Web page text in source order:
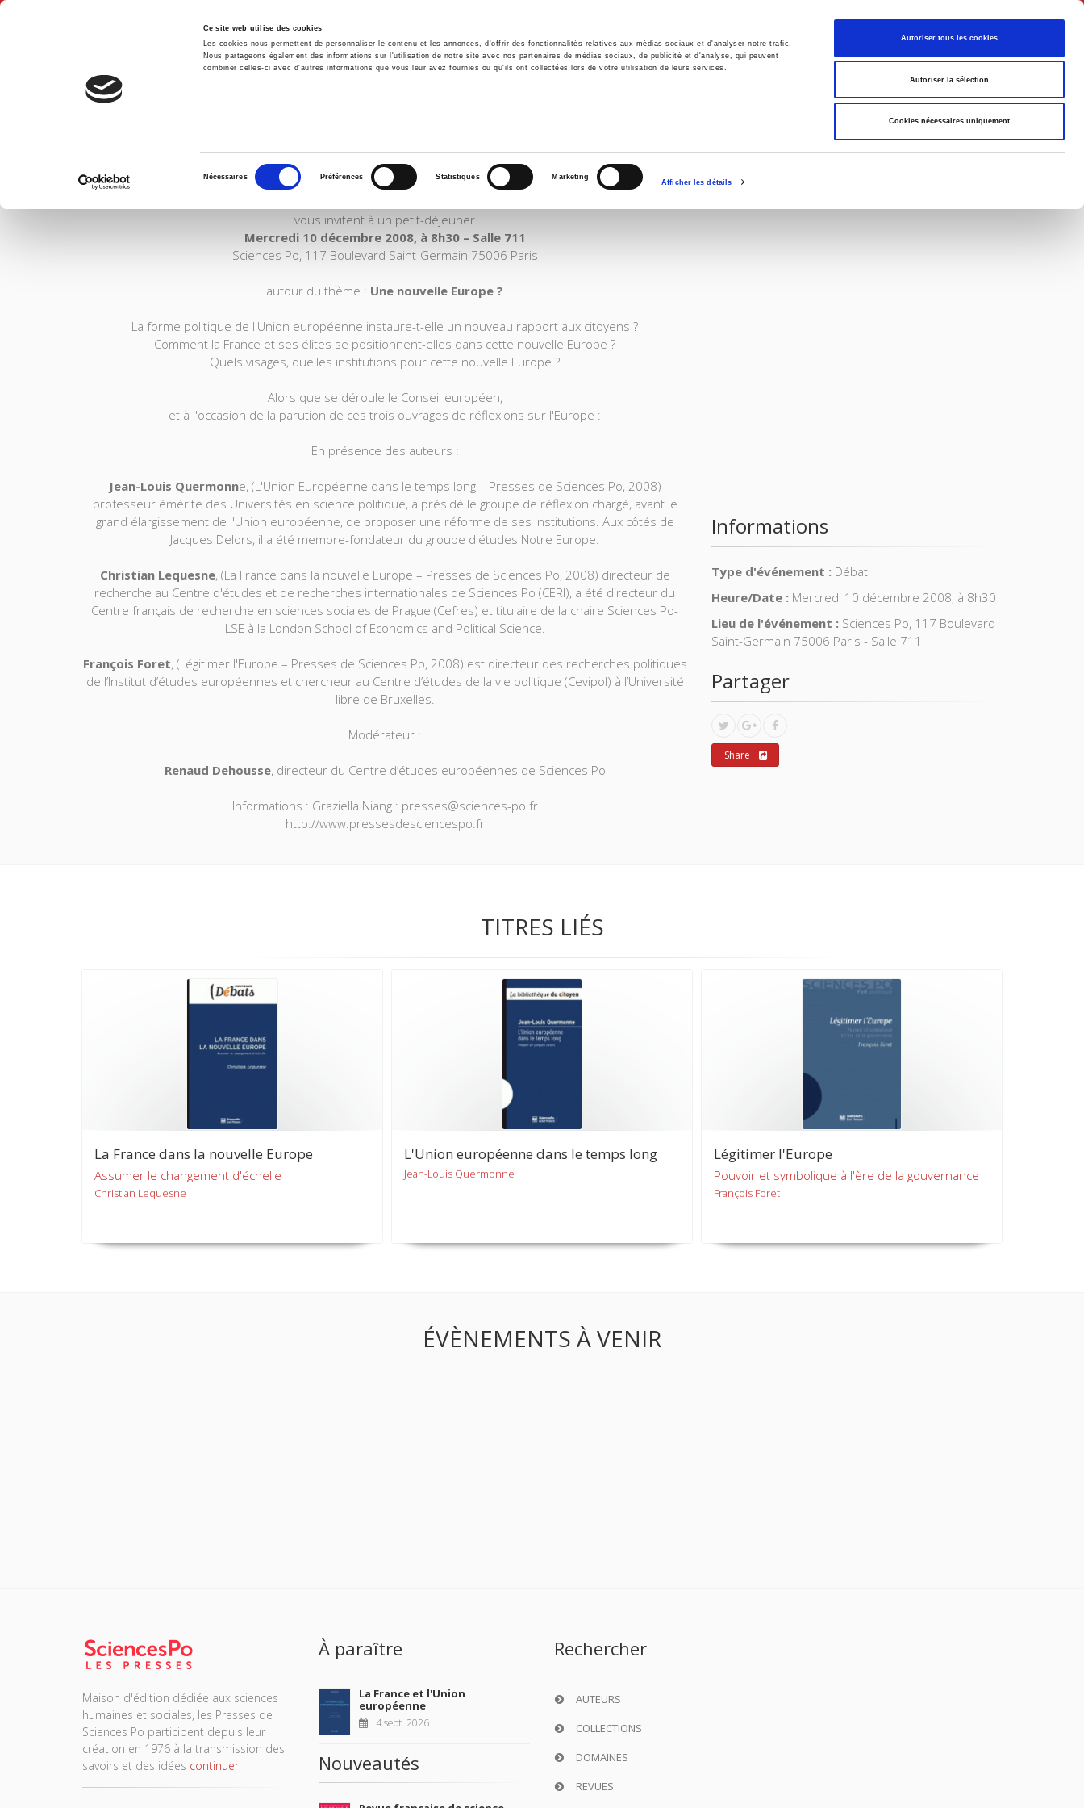
Ce site web utilise des cookies
Les cookies nous permettent de personnaliser le contenu et les annonces, d'offrir des fonctionnalités relatives aux médias sociaux et d'analyser notre trafic.
Nous partageons également des informations sur l'utilisation de notre site avec nos partenaires de médias sociaux, de publicité et d'analyse, qui peuvent
combiner celles-ci avec d'autres informations que vous leur avez fournies ou qu'ils ont collectées lors de votre utilisation de leurs services.
consentement
Nécessaires Préférences Statistiques Marketing
Afficher les détails
Autoriser tous les cookies
Autoriser la sélection
Cookies nécessaires uniquement
Français
Accueil Environnement Histoire International
PETIT DÉJEUNER NOUVELLE EUROPE ?
vous invitent à un petit-déjeuner
Mercredi 10 décembre 2008, à 8h30 – Salle 711
Sciences Po, 117 Boulevard Saint-Germain 75006 Paris
autour du thème : Une nouvelle Europe ?
La forme politique de l'Union européenne instaure-t-elle un nouveau rapport aux citoyens ?
Comment la France et ses élites se positionnent-elles dans cette nouvelle Europe ?
Quels visages, quelles institutions pour cette nouvelle Europe ?
Alors que se déroule le Conseil européen,
et à l'occasion de la parution de ces trois ouvrages de réflexions sur l'Europe :
En présence des auteurs :
Jean-Louis Quermonne, (L'Union Européenne dans le temps long – Presses de Sciences Po, 2008)
professeur émérite des Universités en science politique, a présidé le groupe de réflexion chargé, avant le
grand élargissement de l'Union européenne, de proposer une réforme de ses institutions. Aux côtés de
Jacques Delors, il a été membre-fondateur du groupe d'études Notre Europe.
Christian Lequesne, (La France dans la nouvelle Europe – Presses de Sciences Po, 2008) directeur de
recherche au Centre d'études et de recherches internationales de Sciences Po (CERI), a été directeur du
Centre français de recherche en sciences sociales de Prague (Cefres) et titulaire de la chaire Sciences Po-
LSE à la London School of Economics and Political Science.
François Foret, (Légitimer l'Europe – Presses de Sciences Po, 2008) est directeur des recherches politiques
de l’Institut d’études européennes et chercheur au Centre d’études de la vie politique (Cevipol) à l’Université
libre de Bruxelles.
Modérateur :
Renaud Dehousse, directeur du Centre d’études européennes de Sciences Po
Informations : Graziella Niang : presses@sciences-po.fr
http://www.pressesdesciencespo.fr
Informations
Type d'événement : Débat
Heure/Date : Mercredi 10 décembre 2008, à 8h30
Lieu de l'événement : Sciences Po, 117 Boulevard
Saint-Germain 75006 Paris - Salle 711
Partager
Share
TITRES LIÉS
La France dans la nouvelle Europe
Assumer le changement d'échelle
Christian Lequesne
L'Union européenne dans le temps long
Jean-Louis Quermonne
Légitimer l'Europe
Pouvoir et symbolique à l'ère de la gouvernance
François Foret
ÉVÈNEMENTS À VENIR
Maison d'édition dédiée aux sciences
humaines et sociales, les Presses de
Sciences Po participent depuis leur
création en 1976 à la transmission des
savoirs et des idées continuer
À paraître
La France et l'Union
européenne
4 sept. 2026
Nouveautés
Rechercher
AUTEURS
COLLECTIONS
DOMAINES
REVUES